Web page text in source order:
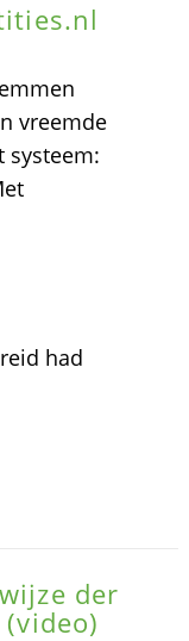
vreemde
systeem:
had
der